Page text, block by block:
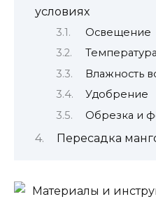
условиях
Освещение
Влажность
Удобрение
Обрезка и
Пересадка
Материалы и